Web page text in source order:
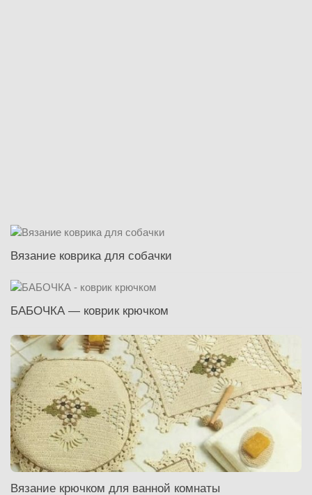
Вязание коврика для собачки
БАБОЧКА — коврик крючком
Вязание крючком для ванной комнаты